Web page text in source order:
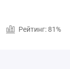
Рейтинг: 81%